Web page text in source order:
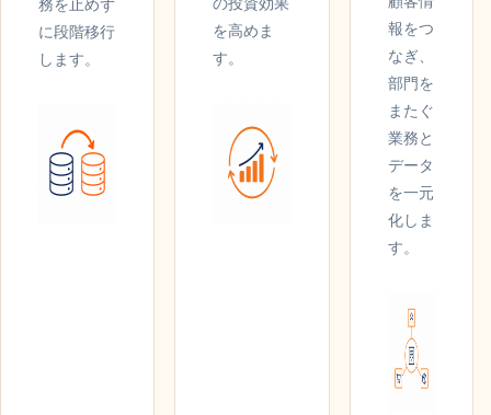
務を止めず
に段階移行
します。
を高めま
す。
報をつ
なぎ、
部門を
またぐ
業務と
データ
を一元
化しま
す。